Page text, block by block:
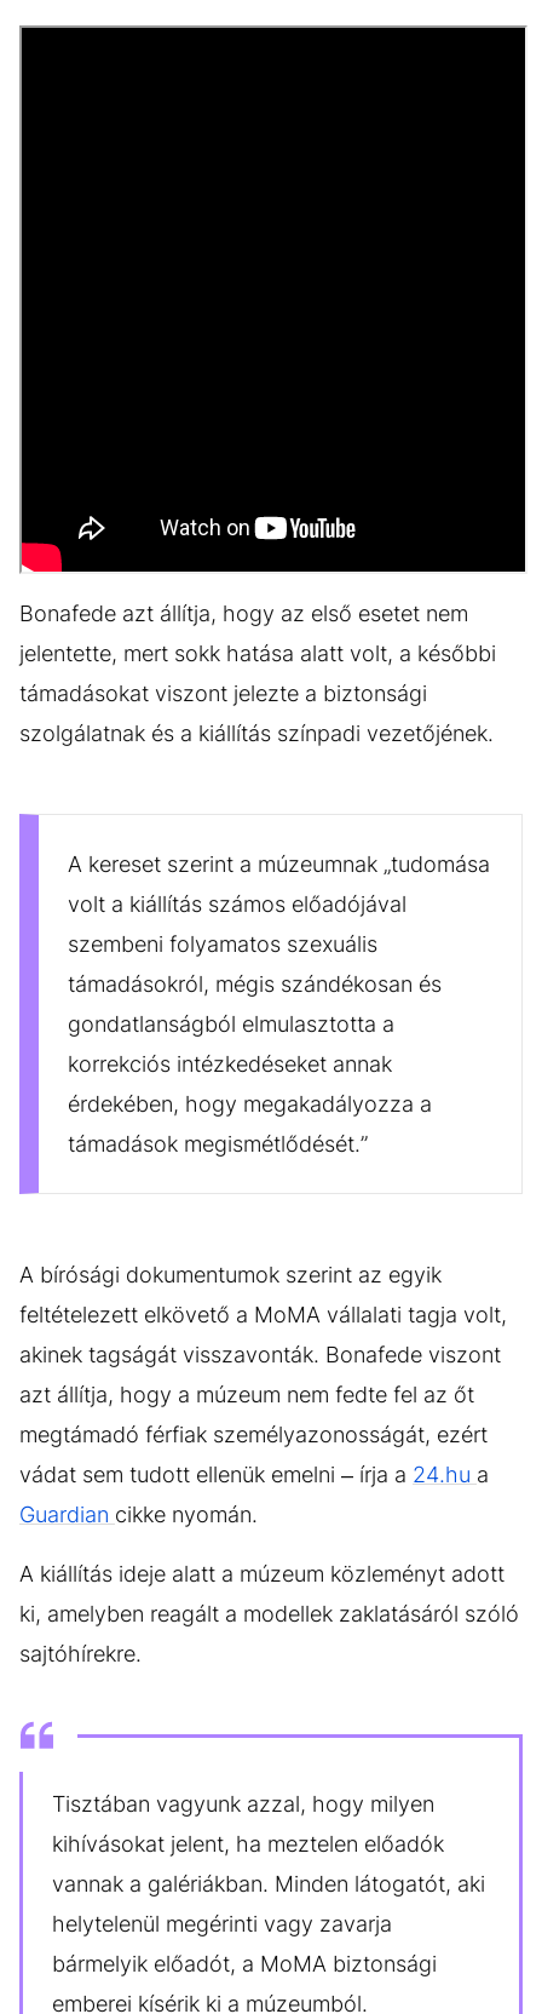
Bonafede azt állítja, hogy az első esetet nem
jelentette, mert sokk hatása alatt volt, a későbbi
támadásokat viszont jelezte a biztonsági
szolgálatnak és a kiállítás színpadi vezetőjének.
A kereset szerint a múzeumnak „tudomása
volt a kiállítás számos előadójával
szembeni folyamatos szexuális
támadásokról, mégis szándékosan és
gondatlanságból elmulasztotta a
korrekciós intézkedéseket annak
érdekében, hogy megakadályozza a
támadások megismétlődését.”
A bírósági dokumentumok szerint az egyik
feltételezett elkövető a MoMA vállalati tagja volt,
akinek tagságát visszavonták. Bonafede viszont
azt állítja, hogy a múzeum nem fedte fel az őt
megtámadó férfiak személyazonosságát, ezért
vádat sem tudott ellenük emelni – írja a 24.hu a
Guardian cikke nyomán.
A kiállítás ideje alatt a múzeum közleményt adott
ki, amelyben reagált a modellek zaklatásáról szóló
sajtóhírekre.
Tisztában vagyunk azzal, hogy milyen
kihívásokat jelent, ha meztelen előadók
vannak a galériákban. Minden látogatót, aki
helytelenül megérinti vagy zavarja
bármelyik előadót, a MoMA biztonsági
emberei kísérik ki a múzeumból.